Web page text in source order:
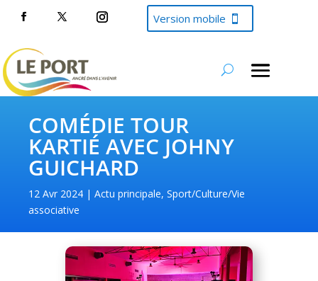
Version mobile
COMÉDIE TOUR
KARTIÉ AVEC JOHNY
GUICHARD
12 Avr 2024 Actu principale,Sport/Culture/Vie
associative